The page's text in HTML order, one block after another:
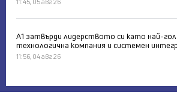
А1 затвърди лидерството си като най-
технологична компания и системен
11:56, 04 авг 26